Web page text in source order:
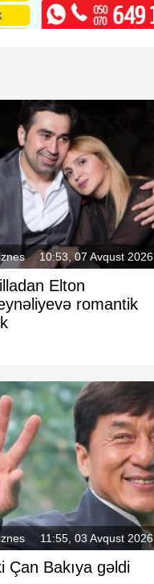
10:53, 07 Avqust 2026
Elton
romantik
11:55, 03 Avqust 2026
Çan Bakıya gəldi